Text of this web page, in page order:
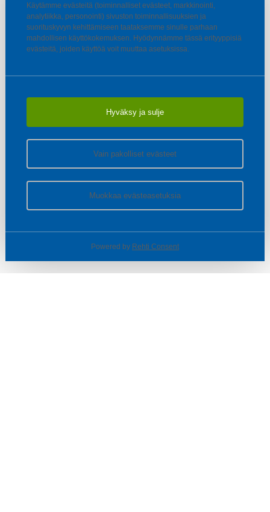
Käytämme evästeitä (toiminnalliset evästeet, markkinointi,
analytiikka, personointi) sivuston toiminnallisuuksien ja
suorituskyvyn kehittämiseen taataksemme sinulle parhaan
mahdollisen käyttökokemuksen. Hyödynnämme tässä erityyppisiä
evästeitä, joiden käyttöä voit muuttaa asetuksissa.
Hyväksy ja sulje
Vain pakolliset evästeet
Muokkaa evästeasetuksia
Powered by Rehti Consent